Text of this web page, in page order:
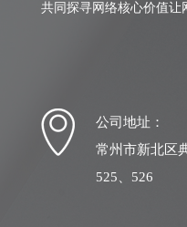
共同探寻网络核心价值让
公司地址：
常州市新北区
525、526